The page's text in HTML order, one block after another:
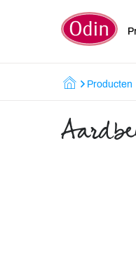
Producten